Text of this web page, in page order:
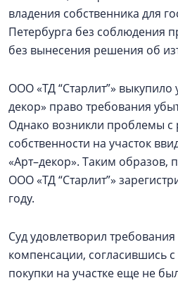
владения собственника для
Петербурга без соблюдения
без вынесения решения об
ООО «ТД “Старлит”» выкупило
декор» право требования
Однако возникли проблемы с
собственности на участок
«Арт–декор». Таким образов,
ООО «ТД “Старлит”»
году.
Суд удовлетворил
компенсации, согласившись
покупки на участке еще не